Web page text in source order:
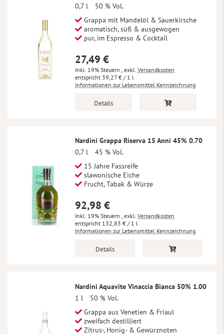
0,7 l
50 % Vol.
Grappa mit Mandelöl & Sauerkirsche
aromatisch, süß & ausgewogen
pur, im Espresso & Cocktail
27,49 €
Inkl. 19% Steuern , exkl. Versandkosten
39,27 € / 1 l
Informationen zur Lebensmittel Kennzeichnung
Details
Nardini Grappa Riserva 15 Anni 45% 0.70
0,7 l
45 % Vol.
15 Jahre Fassreife
slawonische Eiche
Frucht, Tabak & Würze
92,98 €
Inkl. 19% Steuern , exkl. Versandkosten
132,83 € / 1 l
Informationen zur Lebensmittel Kennzeichnung
Details
Nardini Aquavite Vinaccia Bianca 50% 1.00
1 l
50 % Vol.
Grappa aus Venetien & Friaul
zweifach destilliert
Zitrus-, Honig- & Gewürznoten